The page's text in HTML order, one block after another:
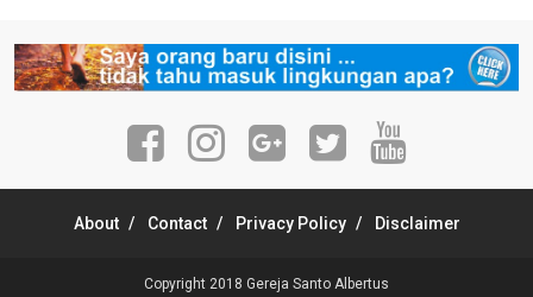
About Contact Privacy Policy Disclaimer
Copyright 2018 Gereja Santo Albertus